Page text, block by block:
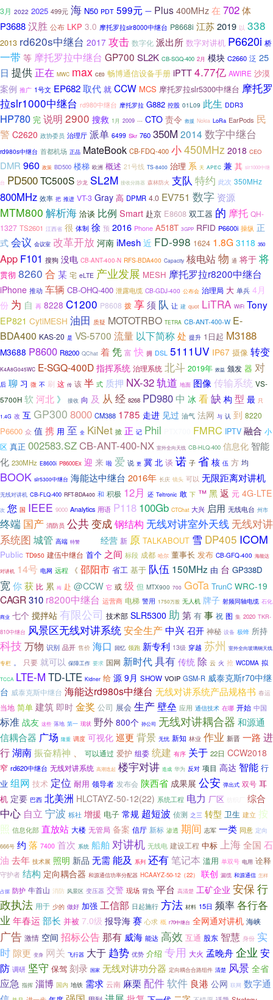
3月 2022 2025 499元 海 N50 PDT 599元 一 Plus400MHz在 702体
P3688汉胜 公布 LKP 3.0 摩托罗拉slr8000中继台 P8668i 江苏2019 以 338
2013 rd620s中继台 2017 攻击 数字化 派出所 数字对讲机 P6620i 桥
一带 等 摩托罗拉中继台 GP700 SL2K CB-SGQ-400 2月 模块 C2660 泛 25
日 提供 正在 MWC max CE0 畅博通信设备手册 iPTT4.77亿 AWIRE 沙漠
案例 推广 1号文 EP682取代 就 CCW MCS 摩托罗拉slr5300中继台 摩托罗
拉slr1000中继台 rd980中继台 摩托罗拉 G882 控股 01L09 此生 DDR3
HP780 完 说明 2900 搜救 1月 2009 --- CTO 责令 救援 Nokia LoRa EarPods 民
警 C2620 政协委员 治理厅 派单 6499 Skr 760 350M 2014 数字中继台
rd980s中继台 首都机场 正品 MateBook CB-FDQ-400 小450MHz 2018 CEO
DMR 960 政策 BD500 楼梯 欧洲 概述 21号线 TS-8400 治理 系 天 APEC 兼 其 slr1000中继
台 PD500TC500S 沙龙 SL2M 接收分路器 森林防火 支队 特约 此次 350MHz
800MHz 效率 把 推进 VT-3 Gray 高 DPMR 4.0 EV751 数字 资源
MTM800 解析海 洽谈 比例 Smart 赴京 E8608 双工器 的 摩托 QH-
1327 TS2601 江西省 很 体制 徐 预 2016 Phone A518T 3GPP RFID P6600i 操纵 正
式 会议 会议室 改革开放 河南 iMesh 近 FD-998 1624 1.8G 3118 350
App F101 搜狗 没电 CB-ANT-400-N RFS-BDA400 Capacity 核电站物 通 将于 将
贯彻 8260 合 某 宅 eLTE 产业发展 MESH 摩托罗拉r8200中继台
iPhone 推动 车辆 CB-OHQ-400 泄露电缆 CB-GDJ-400 公布会 治理局 大 单兵 4月
份 为 自 再 8228 C1200 P8608 拨 享须 队 让 建 quot LiTRA WiFi Tony
EP821 CytiMESH 油田 质疑 MOTOTRBO TETRA CB-ANT-400-W E-
BDA400 KAS-20 是 VS-5700 流量 以下简称处 提升 1日起 M3188
M3688 P8600 R8200 QChat 着凭 富 快 拥 DSL 5111UV IP67 摄像 转变
K4A8G045WC E-SGQ-400D 指挥系统 治理系统 北斗 2019年 效益 颁发 器 对
后 聊 习 微 不 刷 这 传 该 半 式 质押 NX-32轨道 地面 图像 传输系统 VS-
5700H 软 河北 》 接收 向 及 从 经 8268 PD980 中 冰 看缺 构 型 最 只
1.4G 改 互 GP300 8000 CM388 1785 走进 见过 油气 法网 与 认 到 8220
P6600 众 值 携 用 至 全 KiNet 掀 正 记 Phil FMRC IPTV 融合 小
区 真正 002583.SZ CB-ANT-400-NX 室外全向天线 CB-HLQ-400 信息化 智能
化 230MHz E8600i P8600Ex 迎 来 啦 爱 说 更 冀 北 谈 诺 子 省 核 伍 方 均
BOOK slr5300中继台 海能达中继台 2016年 长庆 镜头 可以 无限距离对讲机
无线对讲机 CB-FLQ-400 RFT-BDA400 和 积极 12月 还 Teltronic 敢 下 ™ 黑 返 元 4G-LTE
次 您 国 IEEE 9000 Analytics 用语 P118 100Gb CTChat 大兴 启用 无线电台 州市
终端 国产 消防员 公共变成钢结构 无线对讲室外天线 无线对讲
系统图 城管 高端 特警 经营 新 原 TALKABOUT 雪 DP405 ICOM
Public TD950 建伍中继台 首个 之间 标段 成都 哈尔 董事长 发布 CB-GFQ-400 海能达
对讲机 14号 电网 远程 《 邵阳市 省工 基于 队伍 150MHz 由 台 GP338D
宽你获 比 累 梅 赴 @CCW 它 或 级 但 MTX900 700 GoTa TrunC WRC-19
CAGR310 r8200中继台 运营商 电梯 警用 1750万股 无人机 牌子 射频同轴电缆 石化
商业 七个 搅拌站 有限公司 技术部 SLR5300 助 第 有 事 祝 图 集 2020 TKR-
810中继台 风景区无线对讲系统安全生产中兴召开 神秘 设备 极蜂 所持
科技 万物 识别 品开 售价 海口 回忆 领跑 新专利 13级 穿越 苏州 室外全向玻璃钢天线
专栏 。 只要 就可以 保障工作 要求 国网 新时代具有 传统 除 云 火 抢 WCDMA 拟
TCCA LTE-M TD-LTE Kidner 给 源 9月 SHOW VOIP GSM-R 威泰克斯r70中继
台 威泰克斯中继台 海能达rd980s中继台 无线对讲系统产品规格书 春运
当地 简单 建筑 即时 金奖 公司 展会 生产壁垒 应用 通信技术 在哪 开始 中国
标准 战友 这些 落地 第一 现状 野外 800个 孙公司 无线对讲耦合器 和源通
信耦合器 广场 隆重 调度 可视化 巡更 背景 无忧 新知 林业 作业 新晋 一路 进
行湖南振奋精神 可以通过 爱护 组委 统建 有序 关于 22日 CCW2018
窄 rd620中继台 无线对讲系统 高潮迭起 楼宇对讲 造成 华为 反对 项目 高达 智能 行
业 组网 技术 定位 耐用 领导者 发布会 陕西省 成果展 公安 弹出式 双号 耳
机 定要 巴西 北美洲 HLCTAYZ-50-12(22) 系统工程 电力 厂区 综合
中心 自立 宁波 栎社 增援 电子 常规 超短波 侦测 之三 转型 卫生 建立 按
照 信息化部 直放站 大楼 无管局 备案 信厅 新标 渗透 期间 志军 一类 同意 定向
666号 约 落 7400 首次 系统 船舶 对讲机 无线电 建设工程 中标 上海全国 石
油 去年 技术展 照明 新品 无需能及 系列 还有笔记本 滥用 单双号 电用 诠释
守护者 结构 定向耦合器 和源通信功率分配器 HCAAYZ-50-12（22） 联创 漏缆 和源通信 怎样
占据 防护 牛首山 消防 风景区 变压器 交警 现场 背负 平台 高清楚 工矿企业 安保行
政执法 用于 少的 做好 加强 工信部 日起施行 方法 材料 15日 频率各行各
业 年春运 部长 并被 7.0级 报导海 赛 心求 概 r70中继台 全网通对讲机 海峡
广告 激情 空间 招标公告那有 威海 能达 高效 互通 股东 智慧 身份 实
时隙更 变身 网关 飞行器 大于 趋势 优势 介绍 专用 大火 孟晚舟企业 安
防 调研 坚守 保驾 刻录 国家 无线对讲功分器 定向耦合合路组件 清楚 风景 全省
应急 指挥 淄博 国内 地铁 需求 云南 麻栗 配件软件 良港 公网 联网 数字通